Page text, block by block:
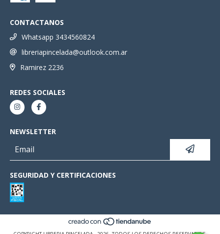
CONTACTANOS
Whatsapp 3434560824
libreriapincelada@outlook.com.ar
Ramirez 2236
REDES SOCIALES
NEWSLETTER
SEGURIDAD Y CERTIFICACIONES